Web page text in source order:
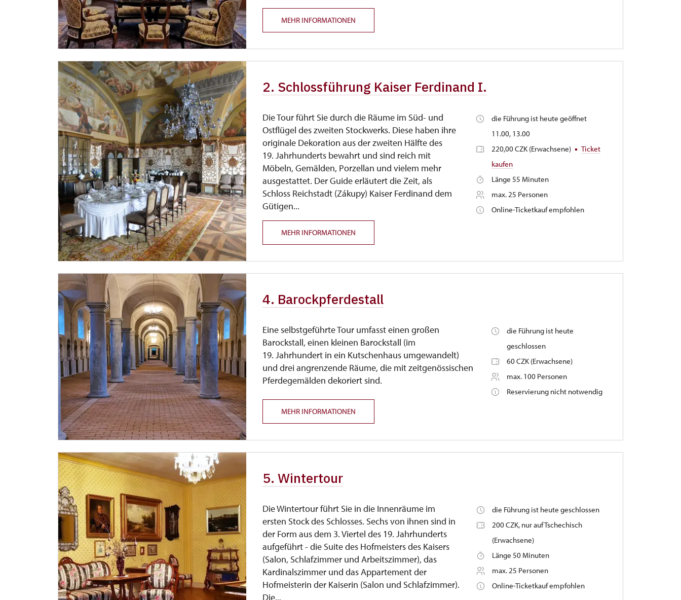
MEHR INFORMATIONEN
2. Schlossführung Kaiser Ferdinand I.
Die Tour führt Sie durch die Räume im Süd- und
Ostflügel des zweiten Stockwerks. Diese haben ihre
originale Dekoration aus der zweiten Hälfte des
19. Jahrhunderts bewahrt und sind reich mit
Möbeln, Gemälden, Porzellan und vielem mehr
ausgestattet. Der Guide erläutert die Zeit, als
Schloss Reichstadt (Zákupy) Kaiser Ferdinand dem
Gütigen...
die Führung ist heute geöffnet
11.00, 13.00
220,00 CZK (Erwachsene)
Ticket
kaufen
Länge 55 Minuten
max. 25 Personen
Online-Ticketkauf empfohlen
MEHR INFORMATIONEN
4. Barockpferdestall
Eine selbstgeführte Tour umfasst einen großen
Barockstall, einen kleinen Barockstall (im
19. Jahrhundert in ein Kutschenhaus umgewandelt)
und drei angrenzende Räume, die mit zeitgenössischen
Pferdegemälden dekoriert sind.
die Führung ist heute
geschlossen
60 CZK (Erwachsene)
max. 100 Personen
Reservierung nicht notwendig
MEHR INFORMATIONEN
5. Wintertour
Die Wintertour führt Sie in die Innenräume im
ersten Stock des Schlosses. Sechs von ihnen sind in
der Form aus dem 3. Viertel des 19. Jahrhunderts
aufgeführt - die Suite des Hofmeisters des Kaisers
(Salon, Schlafzimmer und Arbeitszimmer), das
Kardinalszimmer und das Appartement der
Hofmeisterin der Kaiserin (Salon und Schlafzimmer).
Die...
die Führung ist heute geschlossen
200 CZK, nur auf Tschechisch
(Erwachsene)
Länge 50 Minuten
max. 25 Personen
Online-Ticketkauf empfohlen